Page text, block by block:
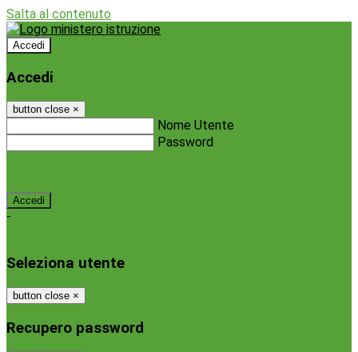
Salta al contenuto
Accedi
Accedi
button close ×
Nome Utente
Password
-
Seleziona utente
button close ×
Recupero password